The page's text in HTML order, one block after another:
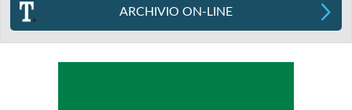
ARCHIVIO ON-LINE